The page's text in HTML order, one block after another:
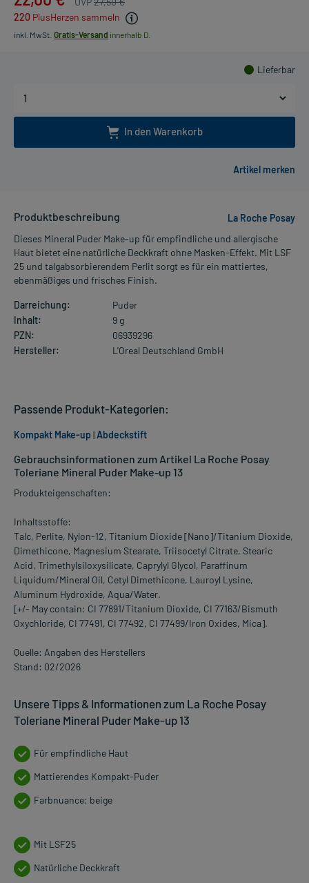
220 PlusHerzen sammeln
inkl. MwSt. Gratis-Versand innerhalb D.
Lieferbar
In den Warenkorb
Produktbeschreibung
La Roche Posay
Dieses Mineral Puder Make-up für empfindliche und allergische
Haut bietet eine natürliche Deckkraft ohne Masken-Effekt. Mit LSF
25 und talgabsorbierendem Perlit sorgt es für ein mattiertes,
ebenmäßiges und frisches Finish.
Darreichung:
Puder
Inhalt:
9 g
PZN:
06939296
Hersteller:
L'Oreal Deutschland GmbH
Gebrauchsinformationen zum Artikel La Roche Posay
Toleriane Mineral Puder Make-up 13
Produkteigenschaften:
Inhaltsstoffe:
Talc, Perlite, Nylon-12, Titanium Dioxide [Nano]/Titanium Dioxide,
Dimethicone, Magnesium Stearate, Triisocetyl Citrate, Stearic
Acid, Trimethylsiloxysilicate, Caprylyl Glycol, Paraffinum
Liquidum/Mineral Oil, Cetyl Dimethicone, Lauroyl Lysine,
Aluminum Hydroxide, Aqua/Water.
[+/- May contain: CI 77891/Titanium Dioxide, CI 77163/Bismuth
Oxychloride, CI 77491, CI 77492, CI 77499/Iron Oxides, Mica].
Quelle: Angaben des Herstellers
Stand: 02/2026
Unsere Tipps & Informationen zum La Roche Posay
Toleriane Mineral Puder Make-up 13
Für empfindliche Haut
Mattierendes Kompakt-Puder
Farbnuance: beige
Mit LSF25
Natürliche Deckkraft
Passende Produkt-Kategorien:
Kompakt Make-up |Abdeckstift